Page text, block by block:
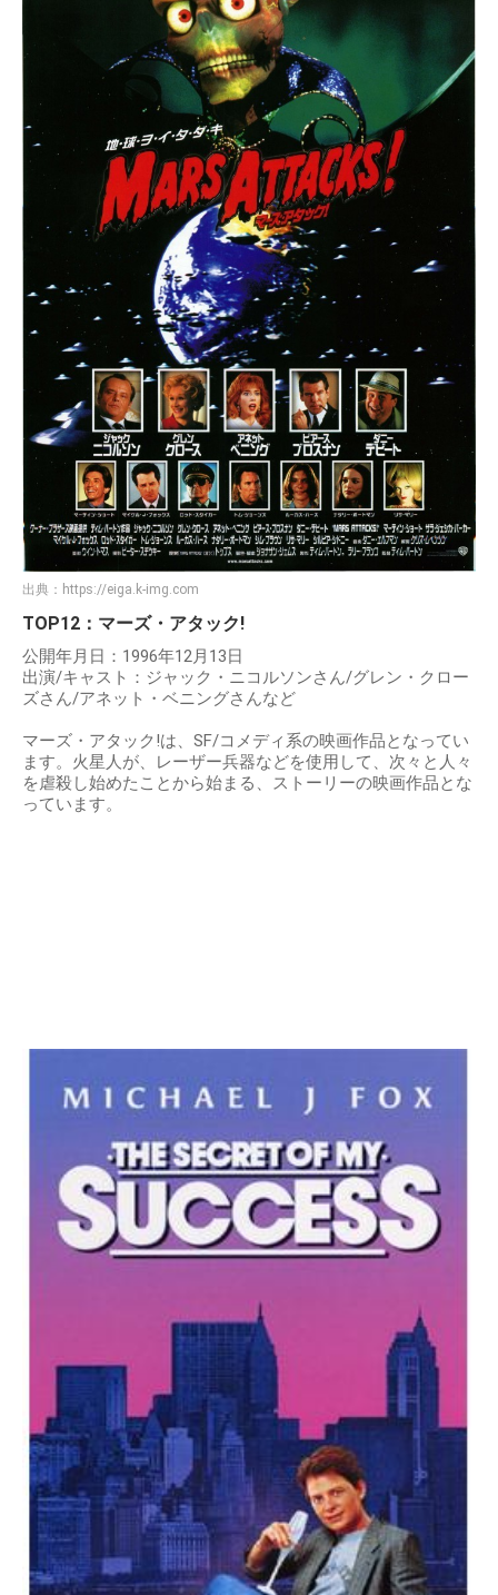
出典： https://eiga.k-img.com
TOP12：マーズ・アタック!
公開年月日：1996年12月13日
出演/キャスト：ジャック・ニコルソンさん/グレン・クロー
ズさん/アネット・ベニングさんなど
マーズ・アタック!は、SF/コメディ系の映画作品となってい
ます。火星人が、レーザー兵器などを使用して、次々と人々
を虐殺し始めたことから始まる、ストーリーの映画作品とな
っています。